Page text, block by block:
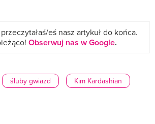
eś nasz artykuł do końca.
Obserwuj nas w Google.
śluby gwiazd
Kim Kardashian